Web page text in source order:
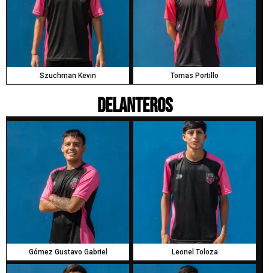
Szuchman Kevin Tomas Portillo
DELANTEROS
Gómez Gustavo Gabriel Leonel Toloza